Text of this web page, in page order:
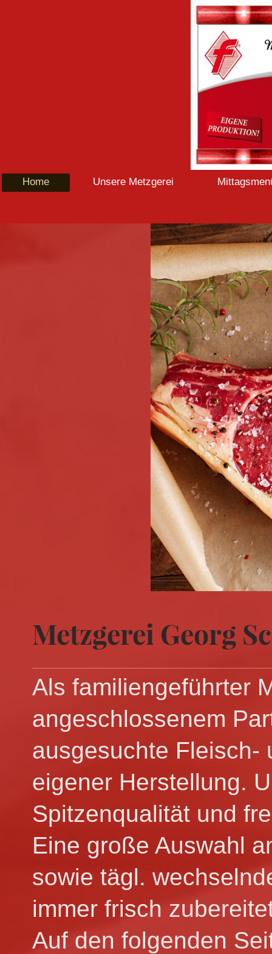
Home Unsere Metzgerei
Metzgerei Georg
Als familiengeführter
angeschlossenem
ausgesuchte Fleisch-
eigener Herstellung.
Spitzenqualität und
Eine große Auswahl
sowie tägl.
immer frisch
Auf den folgenden